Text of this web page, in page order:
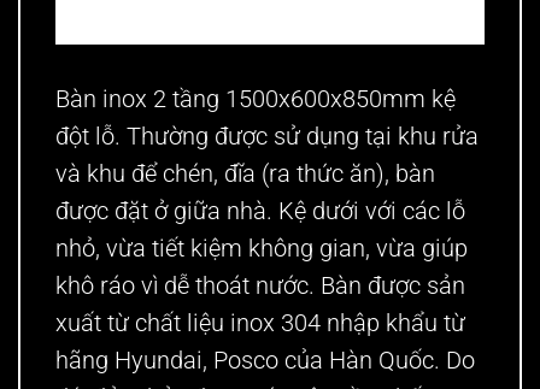
Bàn inox 2 tầng 1500x600x850mm kệ
đột lỗ. Thường được sử dụng tại khu rửa
và khu để chén, đĩa (ra thức ăn), bàn
được đặt ở giữa nhà. Kệ dưới với các lỗ
nhỏ, vừa tiết kiệm không gian, vừa giúp
khô ráo vì dễ thoát nước. Bàn được sản
xuất từ chất liệu inox 304 nhập khẩu từ
hãng Hyundai, Posco của Hàn Quốc. Do